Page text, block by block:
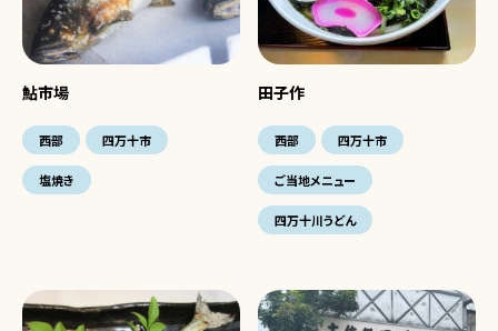
鮎市場
西部 四万十市
塩焼き
田子作
西部 四万十市
ご当地メニュー
四万十川うどん